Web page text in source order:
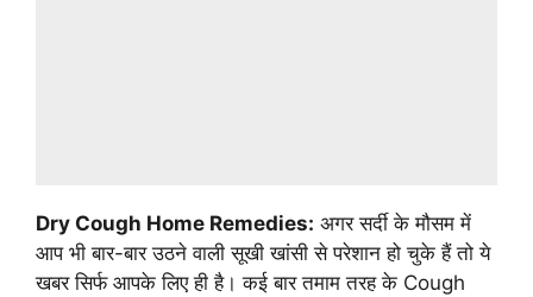
Dry Cough Home Remedies: अगर सर्दी के मौसम में
आप भी बार-बार उठने वाली सूखी खांसी से परेशान हो चुके हैं तो ये
खबर सिर्फ आपके लिए ही है। कई बार तमाम तरह के Cough